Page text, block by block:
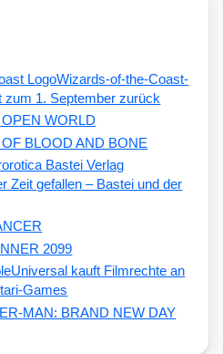
Wizards-of-the-Coast-
zum 1. September zurück
WORLD
BLOOD AND BONE
Zeit gefallen – Bastei und der
2099
Universal kauft Filmrechte an
Games
MAN: BRAND NEW DAY